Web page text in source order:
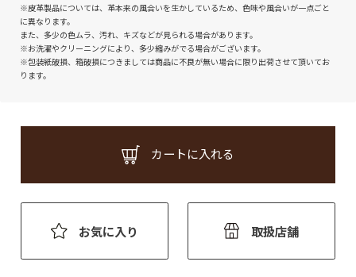
※皮革製品については、革本来の風合いを生かしているため、色味や風合いが一点ごと
に異なります。
また、多少の色ムラ、汚れ、キズなどが見られる場合があります。
※お洗濯やクリーニングにより、多少縮みがでる場合がございます。
※包装紙破損、箱破損につきましては商品に不良が無い場合に限り出荷させて頂いてお
ります。
カートに入れる
お気に入り 取扱店舗